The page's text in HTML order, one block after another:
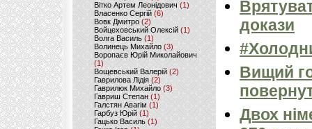
Вітко Артем Леонідович(1)
Власенко Сергій (6)
Вовк Дмитро(2)
Войцеховський Олексій(1)
Волга Василь (1)
Волинець Михайло (3)
Воропаєв Юрій Миколайович
(1)
Вощевський Валерій(2)
Гаврилова Лідія (2)
Гаврилюк Михайло (3)
Гавриш Степан (1)
Галстян Авагім (1)
Гарбуз Юрій (1)
Гацько Василь (1)
докази
Вищий
Двох